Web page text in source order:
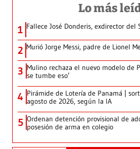
Lo más
1 Fallece José Donderis, exdirector del
2 Murió Jorge Messi, padre de Lionel
3 Mulino rechaza el nuevo modelo de
se tumbe eso’
4 Pirámide de Lotería de Panamá |
agosto de 2026, según la IA
5 Ordenan detención provisional de
posesión de arma en colegio